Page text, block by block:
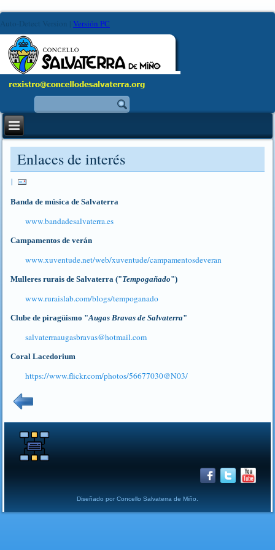
Auto-Detect Version Versión PC
Enlaces de interés
|
Banda de música de Salvaterra
www.bandadesalvaterra.es
Campamentos de verán
www.xuventude.net/web/xuventude/campamentosdeveran
Mulleres rurais de Salvaterra ("Tempogañado")
www.ruraislab.com/blogs/tempoganado
Clube de piragüismo "Augas Bravas de Salvaterra"
salvaterraaugasbravas​@​hotmail.com
Coral Lacedorium
https://www.flickr.com/photos/56677030@N03/
Diseñado por Concello Salvaterra de Miño.